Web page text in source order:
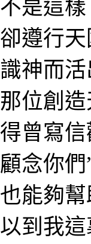
是這
遵行
神而
位創
曾寫
念你們
能夠
到我